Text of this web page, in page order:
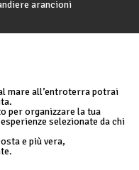
arancioni
mare all’entroterra potrai
per organizzare la tua
selezionate da chi
e più vera,